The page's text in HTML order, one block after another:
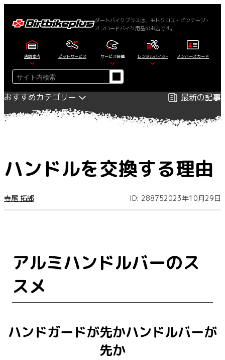
ダートバイクプラスは、モトクロス・ビンテージ・
オフロードバイク用品のお店です。
店舗案内 ピットサービス サービス各種 レンタルバイク+ メンバーズカード
検
索
おすすめカテゴリー
最新の記事
ハンドルを交換する理由
寺尾 拓郎 ID: 288752023年10月29日
アルミハンドルバーのス
スメ
ハンドガードが先かハンドルバーが
先か